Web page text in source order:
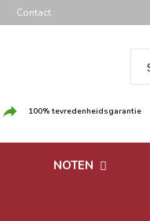
Contact
100% tevredenheidsgarantie
NOTEN